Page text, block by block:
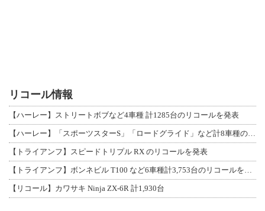
リコール情報
【ハーレー】ストリートボブなど4車種 計1285台のリコールを発表
【トライアンフ】スピードトリプル RX のリコールを発表
【リコール】カワサキ Ninja ZX-6R 計1,930台